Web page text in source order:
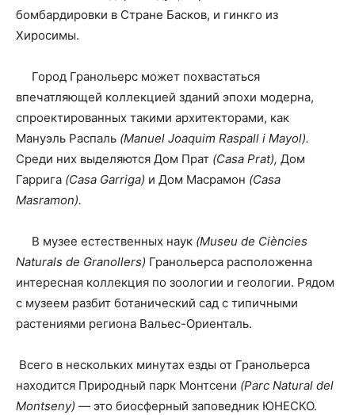
бомбардировки в Стране Басков, и гинкго из
Хиросимы.
Город Гранольерс может похвастаться
впечатляющей коллекцией зданий эпохи модерна,
спроектированных такими архитекторами, как
Мануэль Распаль (Manuel Joaquim Raspall i Mayol).
Среди них выделяются Дом Прат (Casa Prat), Дом
Гаррига (Casa Garriga) и Дом Масрамон (Casa
Masramon).
В музее естественных наук (Museu de Ciències
Naturals de Granollers) Гранольерса расположенна
интересная коллекция по зоологии и геологии. Рядом
с музеем разбит ботанический сад с типичными
растениями региона Вальес-Ориенталь.
Всего в нескольких минутах езды от Гранольерса
находится Природный парк Монтсени (Parc Natural del
Montseny) — это биосферный заповедник ЮНЕСКО.